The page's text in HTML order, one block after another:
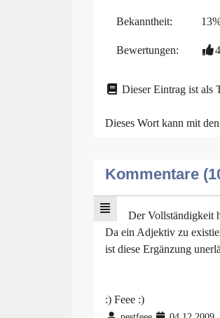
Bekanntheit:
Bewertungen: 4
Dieser Eintrag ist als
Dieses Wort kann mit
Kommentare
Der Vollständigkeit
Da ein Adjektiv zu
ist diese Ergänzung
:) Feee :)